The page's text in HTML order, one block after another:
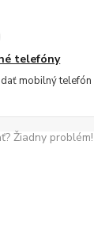
telefóny
mobilný telefón